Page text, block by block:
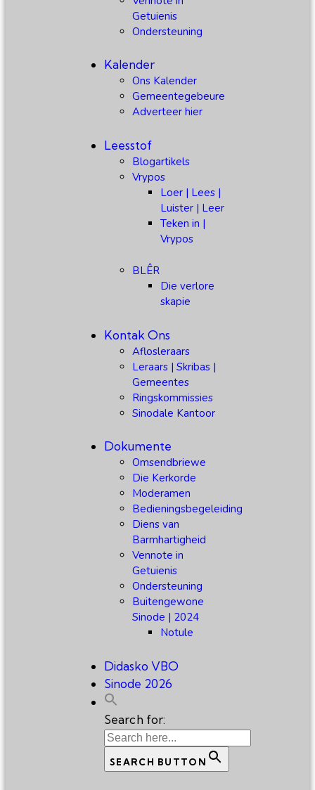
Getuienis
Ondersteuning
Kalender
Ons Kalender
Gemeentegebeure
Adverteer hier
Leesstof
Blogartikels
Vrypos
Loer | Lees |
Luister | Leer
Teken in |
Vrypos
BLÊR
Die verlore
skapie
Kontak Ons
Aflosleraars
Leraars | Skribas |
Gemeentes
Ringskommissies
Sinodale Kantoor
Dokumente
Omsendbriewe
Die Kerkorde
Moderamen
Bedieningsbegeleiding
Diens van
Barmhartigheid
Vennote in
Getuienis
Ondersteuning
Buitengewone
Sinode | 2024
Notule
Didasko VBO
Sinode 2026
Search for:
SEARCH BUTTON